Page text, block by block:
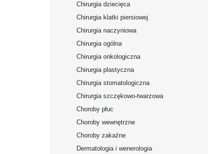
Chirurgia dziecięca
Chirurgia klatki piersiowej
Chirurgia naczyniowa
Chirurgia ogólna
Chirurgia onkologiczna
Chirurgia plastyczna
Chirurgia stomatologiczna
Chirurgia szczękowo-twarzowa
Choroby płuc
Choroby wewnętrzne
Choroby zakaźne
Dermatologia i wenerologia